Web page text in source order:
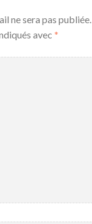
ne sera pas publiée.
avec *